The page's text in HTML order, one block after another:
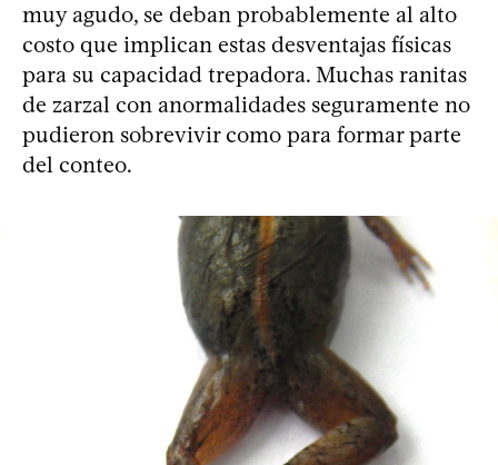
muy agudo, se deban probablemente al alto
costo que implican estas desventajas físicas
para su capacidad trepadora. Muchas ranitas
de zarzal con anormalidades seguramente no
pudieron sobrevivir como para formar parte
del conteo.